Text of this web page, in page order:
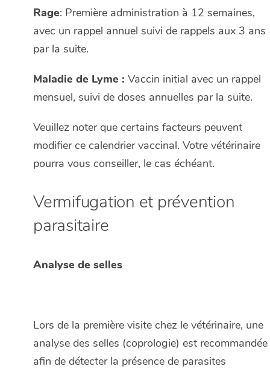
Rage: Première administration à 12 semaines,
avec un rappel annuel suivi de rappels aux 3 ans
par la suite.
Maladie de Lyme : Vaccin initial avec un rappel
mensuel, suivi de doses annuelles par la suite.
Veuillez noter que certains facteurs peuvent
modifier ce calendrier vaccinal. Votre vétérinaire
pourra vous conseiller, le cas échéant.
Vermifugation et prévention
parasitaire
Analyse de selles
Lors de la première visite chez le vétérinaire, une
analyse des selles (coprologie) est recommandée
afin de détecter la présence de parasites